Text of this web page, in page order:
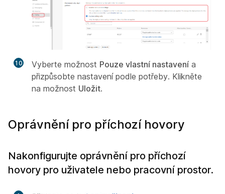
10 Vyberte možnost Pouze vlastní nastavení a
přizpůsobte nastavení podle potřeby. Klikněte
na možnost Uložit.
Oprávnění pro příchozí hovory
Nakonfigurujte oprávnění pro příchozí
hovory pro uživatele nebo pracovní prostor.